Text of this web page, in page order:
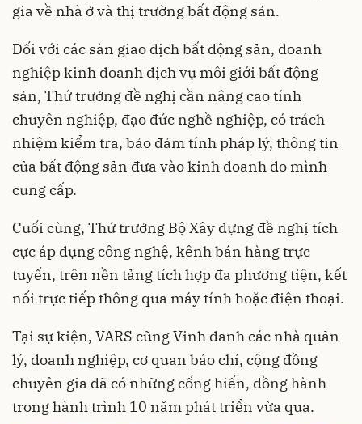
gia về nhà ở và thị trường bất động sản.
Đối với các sàn giao dịch bất động sản, doanh
nghiệp kinh doanh dịch vụ môi giới bất động
sản, Thứ trưởng đề nghị cần nâng cao tính
chuyên nghiệp, đạo đức nghề nghiệp, có trách
nhiệm kiểm tra, bảo đảm tính pháp lý, thông tin
của bất động sản đưa vào kinh doanh do mình
cung cấp.
Cuối cùng, Thứ trưởng Bộ Xây dựng đề nghị tích
cực áp dụng công nghệ, kênh bán hàng trực
tuyến, trên nền tảng tích hợp đa phương tiện, kết
nối trực tiếp thông qua máy tính hoặc điện thoại.
Tại sự kiện, VARS cũng Vinh danh các nhà quản
lý, doanh nghiệp, cơ quan báo chí, cộng đồng
chuyên gia đã có những cống hiến, đồng hành
trong hành trình 10 năm phát triển vừa qua.